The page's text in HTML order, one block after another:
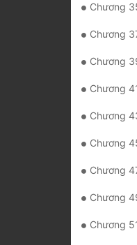
Chương
Chương
Chương
Chương
Chương
Chương
Chương
Chương
Chương